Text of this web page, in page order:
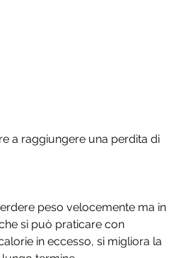
peso velocemente ma in
si può praticare con
in eccesso, si migliora la